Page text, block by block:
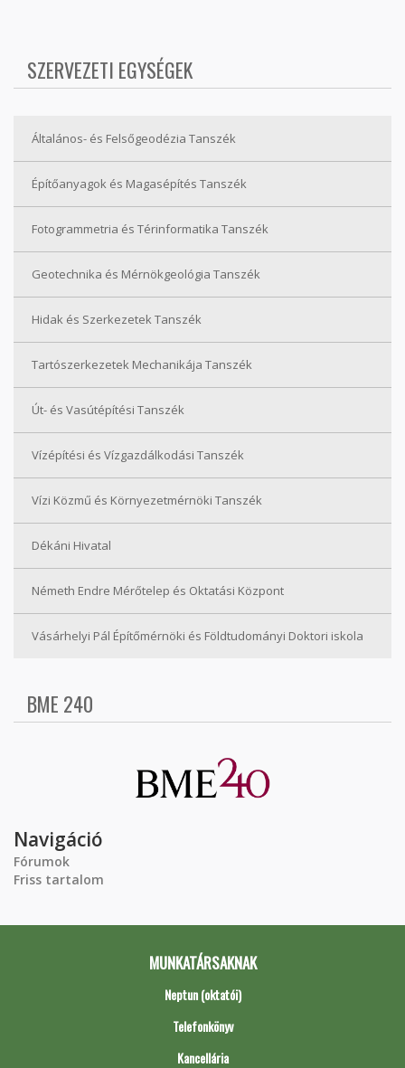
SZERVEZETI EGYSÉGEK
Általános- és Felsőgeodézia Tanszék
Építőanyagok és Magasépítés Tanszék
Fotogrammetria és Térinformatika Tanszék
Geotechnika és Mérnökgeológia Tanszék
Hidak és Szerkezetek Tanszék
Tartószerkezetek Mechanikája Tanszék
Út- és Vasútépítési Tanszék
Vízépítési és Vízgazdálkodási Tanszék
Vízi Közmű és Környezetmérnöki Tanszék
Dékáni Hivatal
Németh Endre Mérőtelep és Oktatási Központ
Vásárhelyi Pál Építőmérnöki és Földtudományi Doktori iskola
BME 240
Navigáció
Fórumok
Friss tartalom
MUNKATÁRSAKNAK
Neptun (oktatói)
Telefonkönyv
Kancellária